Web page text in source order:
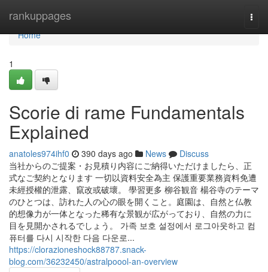
rankuppages
Home
Home
1
Scorie di rame Fundamentals
Explained
anatoles974ihf0 390 days ago News
Discuss
当社からのご提案・お見積り内容にご納得いただけましたら、正
式なご契約となります 一切以資料安全為主 保護重要業務資料免遭
未經授權的泄露、竄改或破壞。 學習更多 柳谷観音 楊谷寺のテーマ
のひとつは、訪れた人の心の眼を開くこと。庭園は、自然と仏教
的想像力が一体となった稀有な景観が広がっており、自然の力に
目を見開かされるでしょう。 가족 보호 설정에서 로그아웃하고 컴
퓨터를 다시 시작한 다음 다운로...
https://clorazioneshock88787.snack-
blog.com/36232450/astralpoool-an-overview